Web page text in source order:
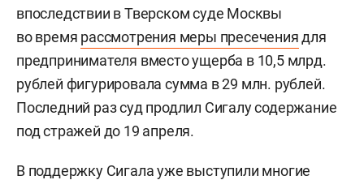
впоследствии в Тверском суде Москвы
во время рассмотрения меры пресечениядля
предпринимателя вместо ущерба в 10,5 млрд.
рублей фигурировала сумма в 29 млн. рублей.
Последний раз суд продлил Сигалу содержание
под стражей до 19 апреля.
В поддержку Сигала уже выступили многие